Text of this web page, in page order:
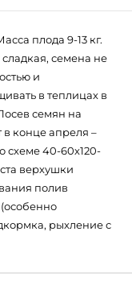
плода 9-13 кг.
семена не
и
в теплицах в
семян на
в конце апреля –
схеме 40-60х120-
верхушки
полив
рыхление с